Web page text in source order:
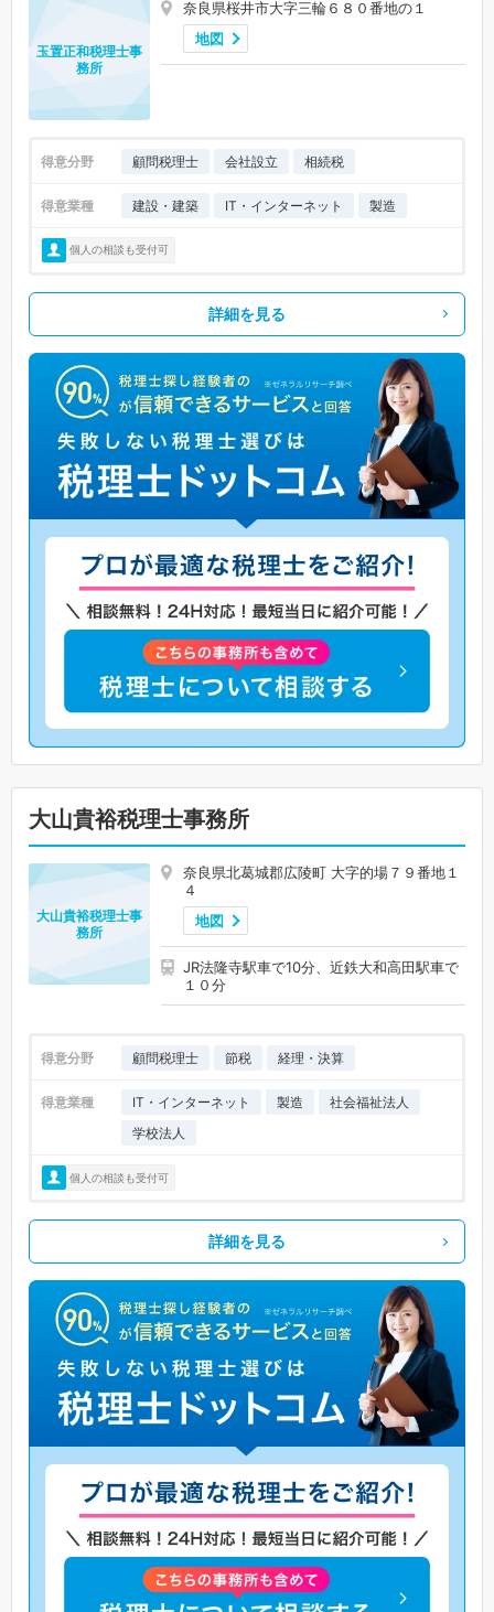
奈良県桜井市大字三輪６８０番地の１
地図
玉置正和税理士事
務所
得意分野 顧問税理士 会社設立 相続税
得意業種 建設・建築 IT・インターネット 製造
個人の相談も受付可
詳細を見る
大山貴裕税理士事務所
奈良県北葛城郡広陵町 大字的場７９番地１
４
地図
JR法隆寺駅車で10分、近鉄大和高田駅車で
１０分
大山貴裕税理士事
務所
得意分野 顧問税理士 節税 経理・決算
得意業種 IT・インターネット 製造
社会福祉法人
学校法人
個人の相談も受付可
詳細を見る